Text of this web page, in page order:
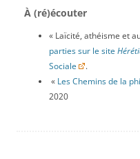
À (ré)écouter
« Laïcité, athéisme et
parties sur le site
Sociale
.
« Les Chemins de la
2020